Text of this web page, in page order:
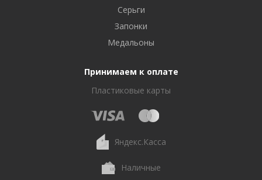
Серьги
Запонки
Медальоны
Принимаем к оплате
Пластиковые карты
Яндекс.Касса
Наличные